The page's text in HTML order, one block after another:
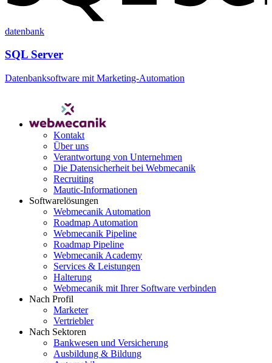
datenbank
SQL Server
Datenbanksoftware mit Marketing-Automation
Kontakt
Über uns
Verantwortung von Unternehmen
Die Datensicherheit bei Webmecanik
Recruiting
Mautic-Informationen
Softwarelösungen
Webmecanik Automation
Roadmap Automation
Webmecanik Pipeline
Roadmap Pipeline
Webmecanik Academy
Services & Leistungen
Halterung
Webmecanik mit Ihrer Software verbinden
Nach Profil
Marketer
Vertriebler
Nach Sektoren
Bankwesen und Versicherung
Ausbildung & Bildung